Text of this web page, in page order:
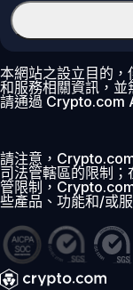
本網站之設立目的
和服務相關資訊，並
請通過 Crypto.com
請注意，
司法管轄區的限制
管限制，
些產品、功能和/或服